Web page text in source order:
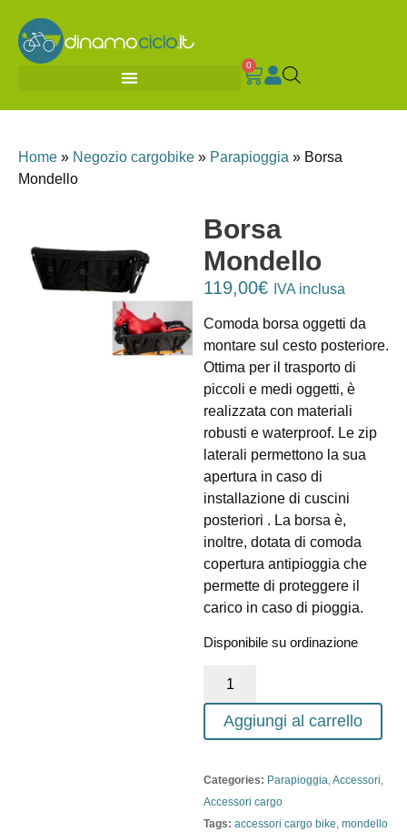
0
Home » Negozio cargobike » Parapioggia » Borsa
Mondello
Borsa
Mondello
119,00€ IVA inclusa
Comoda borsa oggetti da
montare sul cesto posteriore.
Ottima per il trasporto di
piccoli e medi oggetti, è
realizzata con materiali
robusti e waterproof. Le zip
laterali permettono la sua
apertura in caso di
installazione di cuscini
posteriori . La borsa è,
inoltre, dotata di comoda
copertura antipioggia che
permette di proteggere il
carico in caso di pioggia.
Disponibile su ordinazione
Aggiungi al carrello
Categories: Parapioggia,Accessori,
Accessori cargo
Tags: accessori cargo bike, mondello